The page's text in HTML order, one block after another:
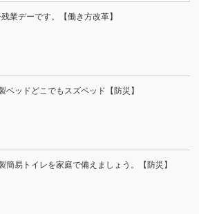
業デーです。【働き方改革】
ベッドどこでもスズベッド【防災】
簡易トイレを家庭で備えましょう。【防災】